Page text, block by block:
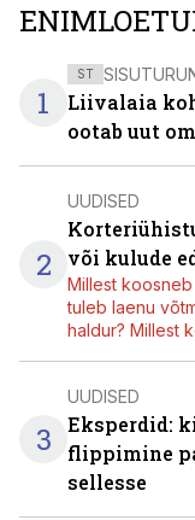
1
ST
Liivalaia
ootab uut
2
UUDISED
või kulude
Millest
tuleb laenu
haldur? Millest
3
UUDISED
Eksperdid:
flippimine
sellesse